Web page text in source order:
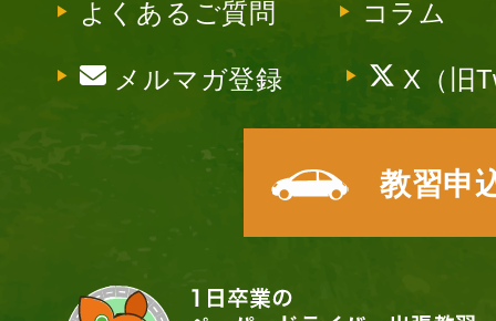
よくあるご質問 コラム
メルマガ登録 X（旧
教習申